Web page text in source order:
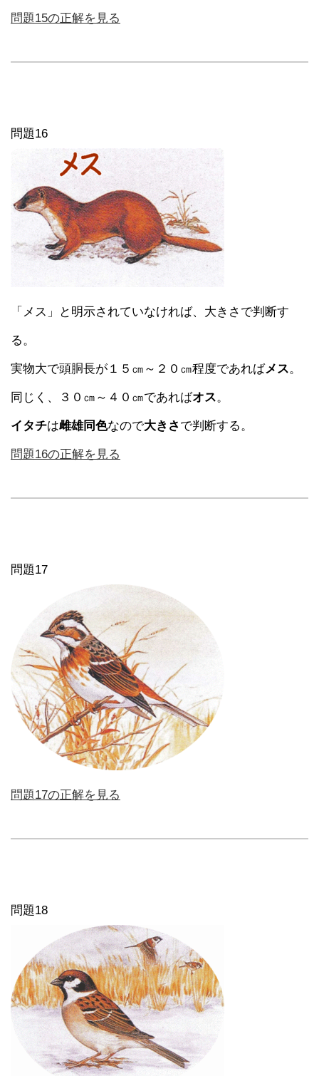
問題15の正解を見る
問題16
「メス」と明示されていなければ、大きさで判断す
る。
実物大で頭胴長が１５㎝～２０㎝程度であればメス。
同じく、３０㎝～４０㎝であればオス。
イタチは雌雄同色なので大きさで判断する。
問題16の正解を見る
問題17
問題17の正解を見る
問題18